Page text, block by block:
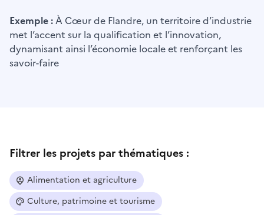
Exemple :À Cœur de Flandre, un territoire d’industrie
met l’accent sur la qualification et l’innovation,
dynamisant ainsi l’économie locale et renforçant les
savoir-faire
Filtrer les projets par thématiques :
Alimentation et agriculture
Culture, patrimoine et tourisme